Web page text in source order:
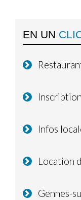
EN UN
Infos
Location
Gennes-